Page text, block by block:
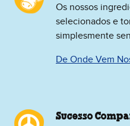
Os nossos
selecionados e
simplesmente
De Onde Vem
Sucesso